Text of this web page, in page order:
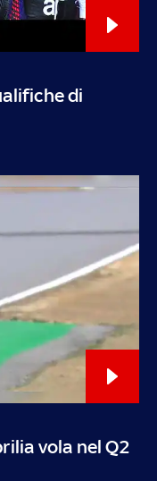
di
vola nel Q2